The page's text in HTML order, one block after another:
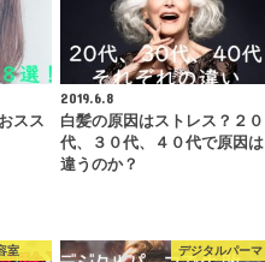
スス
2019.6.8
白髪の原因はストレス？２０
代、３０代、４０代で原因は
違うのか？
室 デジタルパーマ